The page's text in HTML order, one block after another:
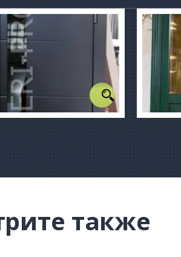
также